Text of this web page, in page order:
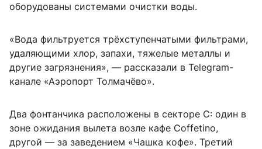
оборудованы системами очистки воды.
«Вода фильтруется трёхступенчатыми фильтрами,
удаляющими хлор, запахи, тяжелые металлы и
другие загрязнения», — рассказали в Telegram-
канале «Аэропорт Толмачёво».
Два фонтанчика расположены в секторе С: один в
зоне ожидания вылета возле кафе Coffetino,
другой — за заведением «Чашка кофе». Третий